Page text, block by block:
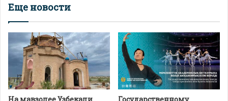
Еще новости
На мавзолее Узбекали
Государственному